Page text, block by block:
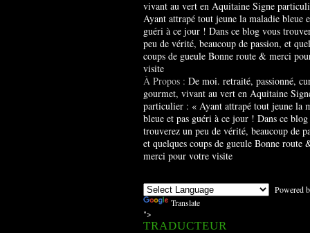
À Propos : De moi. retraité, passionné,
gourmet, vivant au vert en Aquitaine
particulier : « Ayant attrapé tout jeune la
bleue et pas guéri à ce jour ! Dans ce
trouverez un peu de vérité, beaucoup de
et quelques coups de gueule Bonne route
merci pour votre visite
Powered
Translate
">
TRADUCTEUR